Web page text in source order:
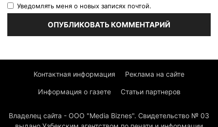
Уведомлять меня о новых записях почтой.
Контактная информация Реклама на сайте
Информация о газете Статьи партнеров
Владелец сайта - ООО "Media Biznes". Свидетельство № 03